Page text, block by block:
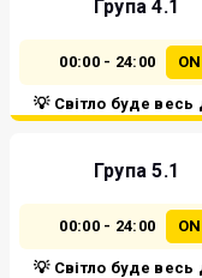
Група 4.1
00:00 - 24:00 ON
💡 Світло буде весь
Група 5.1
00:00 - 24:00 ON
💡 Світло буде весь